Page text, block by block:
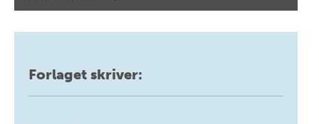
Forlaget skriver: